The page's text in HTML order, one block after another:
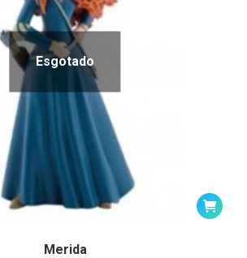
Esgotado
Merida